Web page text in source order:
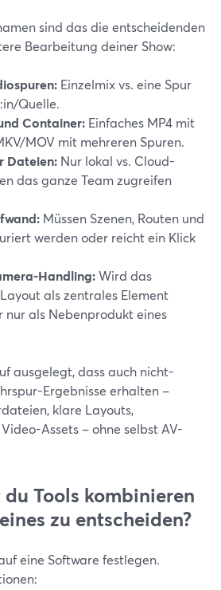
sind das die entscheidenden
Bearbeitung deiner Show:
Einzelmix vs. eine Spur
Quelle.
Container: Einfaches MP4 mit
MOV mit mehreren Spuren.
Dateien: Nur lokal vs. Cloud-
das ganze Team zugreifen
Müssen Szenen, Routen und
werden oder reicht ein Klick
Handling:Wird das
als zentrales Element
nur als Nebenprodukt eines
ausgelegt, dass auch nicht-
Ergebnisse erhalten –
klare Layouts,
Assets – ohne selbst AV-
Tools kombinieren
zu entscheiden?
eine Software festlegen.